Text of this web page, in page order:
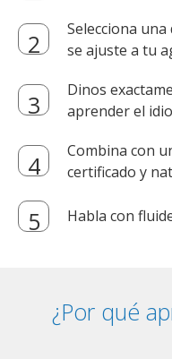
Selecciona
se ajuste a tu
Dinos
aprender el
Combina con
certificado y
Habla con
¿Por qué